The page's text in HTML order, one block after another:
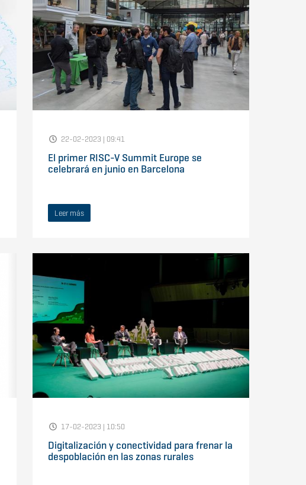
22-02-2023 | 09:41
El primer RISC-V Summit Europe se
celebrará en junio en Barcelona
Leer más
17-02-2023 | 10:50
Digitalización y conectividad para frenar la
despoblación en las zonas rurales